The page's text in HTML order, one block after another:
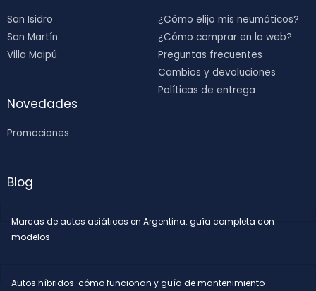
San Isidro
San Martín
Villa Maipú
Novedades
Promociones
¿Cómo elijo mis neumáticos?
¿Cómo comprar en la web?
Preguntas frecuentes
Cambios y devoluciones
Políticas de entrega
Blog
Marcas de autos asiáticos en Argentina: guía completa con
modelos
Autos híbridos: cómo funcionan y guía de mantenimiento